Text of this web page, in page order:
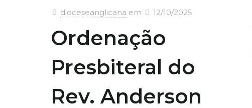
dioceseanglicana em 12/10/2025
Ordenação
Presbiteral do
Rev. Anderson